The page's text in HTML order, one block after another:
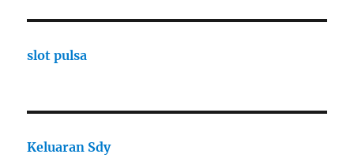
slot pulsa
Keluaran Sdy